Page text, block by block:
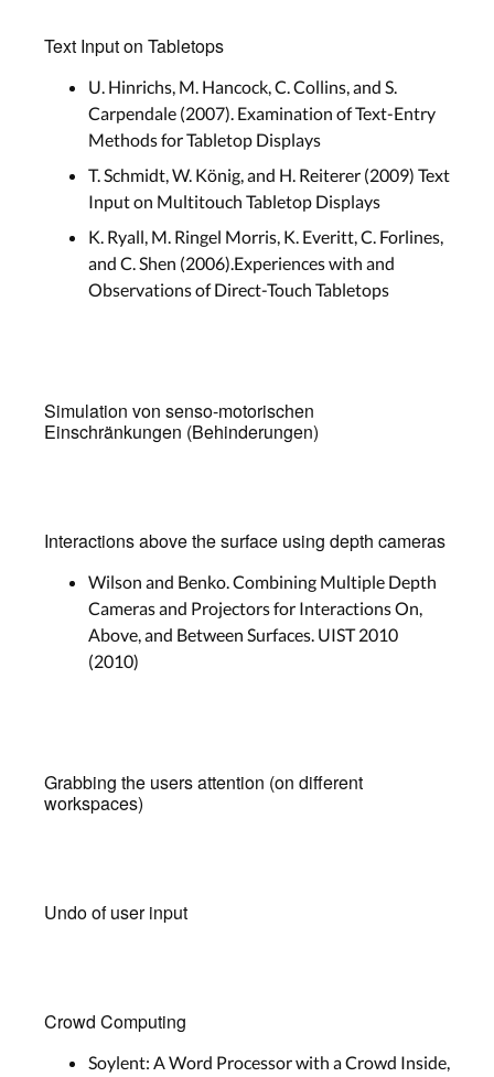
Text Input on Tabletops
U. Hinrichs, M. Hancock, C. Collins, and S.
Carpendale (2007). Examination of Text-Entry
Methods for Tabletop Displays
T. Schmidt, W. König, and H. Reiterer (2009) Text
Input on Multitouch Tabletop Displays
K. Ryall, M. Ringel Morris, K. Everitt, C. Forlines,
and C. Shen (2006).Experiences with and
Observations of Direct-Touch Tabletops
Simulation von senso-motorischen
Einschränkungen (Behinderungen)
Interactions above the surface using depth cameras
Wilson and Benko. Combining Multiple Depth
Cameras and Projectors for Interactions On,
Above, and Between Surfaces. UIST 2010
(2010)
Grabbing the users attention (on different
workspaces)
Undo of user input
Crowd Computing
Soylent: A Word Processor with a Crowd Inside,